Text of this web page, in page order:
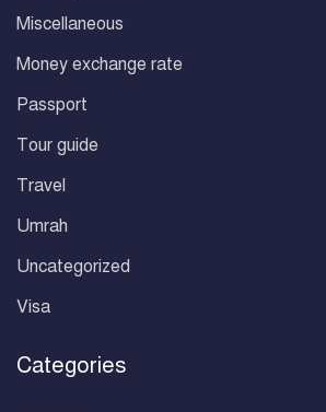
Miscellaneous
Money exchange rate
Passport
Tour guide
Travel
Umrah
Uncategorized
Visa
Categories